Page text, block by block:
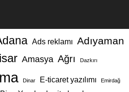
Ads reklamı Adıyaman
Amasya Ağrı Dazkırı
Dinar E-ticaret yazılımı Emirdağ